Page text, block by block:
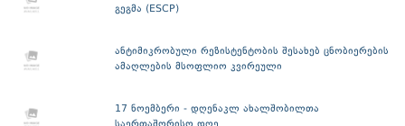
გეგმა (ESCP)
ანტიმიკრობული რეზისტენტობის შესახებ ცნობიერების
ამაღლების მსოფლიო კვირეული
17 ნოემბერი - დღენაკლ ახალშობილთა